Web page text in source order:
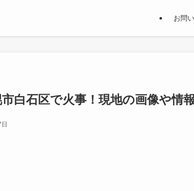
お問
市白石区で火事！現地の画像や情